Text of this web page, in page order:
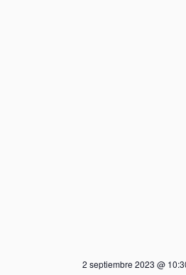
2 septiembre 2023 @